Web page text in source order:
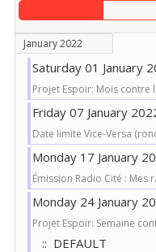
January 2022
Saturday 01 January
Projet Espoir: Mois contre
Friday 07 January
Date limite Vice-Versa
Monday 17 January
Émission Radio Cité : Mes
Monday 24 January
Projet Espoir: Semaine
:: DEFAULT